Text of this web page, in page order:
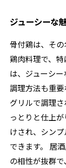
ジューシーな
骨付鶏は、そ
鶏肉料理で、
は、ジューシ
調理方法も重
グリルで調理
っとりと仕上
けされ、シン
できます。 居
の相性が抜群で